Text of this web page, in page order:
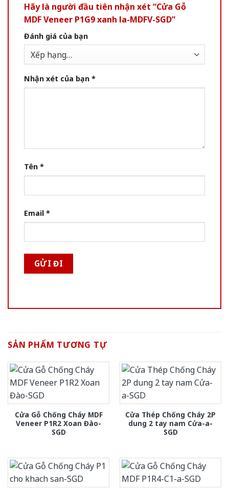
Hãy là người đầu tiên nhận xét “Cửa Gỗ
MDF Veneer P1G9 xanh la-MDFV-SGD”
Đánh giá của bạn
Nhận xét của bạn *
Tên *
Email *
SẢN PHẨM TƯƠNG TỰ
Cửa Gỗ Chống Cháy MDF
Veneer P1R2 Xoan Đào-
SGD
Cửa Thép Chống Cháy 2P
dung 2 tay nam Cửa-a-
SGD